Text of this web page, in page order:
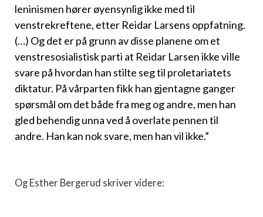
leninismen hører øyensynlig ikke med til
venstrekreftene, etter Reidar Larsens oppfatning.
(…) Og det er på grunn av disse planene om et
venstresosialistisk parti at Reidar Larsen ikke ville
svare på hvordan han stilte seg til proletariatets
diktatur. På vårparten fikk han gjentagne ganger
spørsmål om det både fra meg og andre, men han
gled behendig unna ved å overlate pennen til
andre. Han kan nok svare, men han vil ikke.”
Og Esther Bergerud skriver videre: